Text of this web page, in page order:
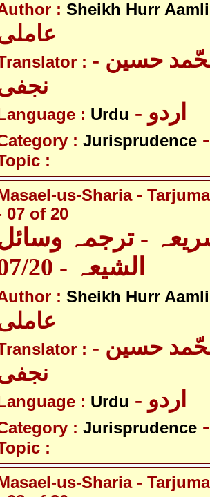
: Sheikh Hurr Aamli
: - آیت اللہ محّمد حسین
: Urdu - اردو
: Jurisprudence
:
us-Sharia -
07 of 20
- ترجمہ
الشیعہ - 07/20
: Sheikh Hurr Aamli
: - آیت اللہ محّمد حسین
: Urdu - اردو
: Jurisprudence
:
us-Sharia -